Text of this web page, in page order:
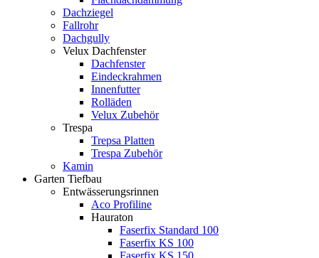
Dachziegel
Fallrohr
Dachgully
Velux Dachfenster
Dachfenster
Eindeckrahmen
Innenfutter
Rolläden
Velux Zubehör
Trespa
Trepsa Platten
Trespa Zubehör
Kamin
Garten Tiefbau
Entwässerungsrinnen
Aco Profiline
Hauraton
Faserfix Standard 100
Faserfix KS 100
Faserfix KS 150